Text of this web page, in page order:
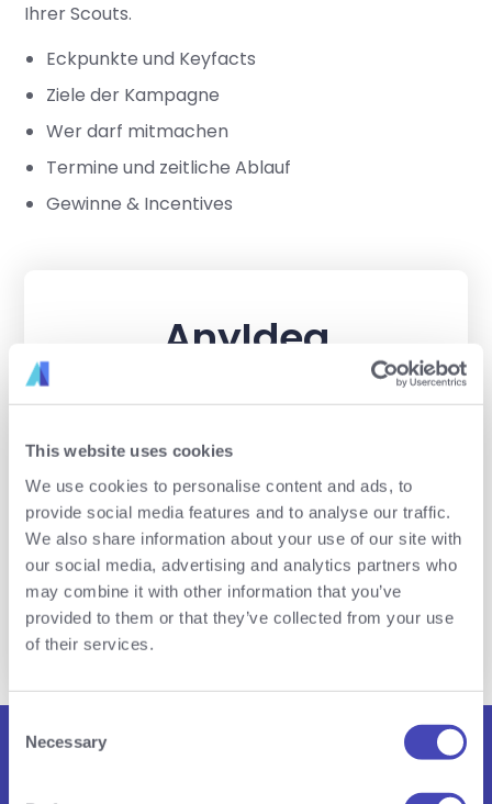
This website uses cookies
We use cookies to personalise content and ads, to
provide social media features and to analyse our traffic.
We also share information about your use of our site with
our social media, advertising and analytics partners who
may combine it with other information that you’ve
provided to them or that they’ve collected from your use
of their services.
Selection
Necessary
Ihrer Scouts.
Eckpunkte und Keyfacts
Ziele der Kampagne
Wer darf mitmachen
Termine und zeitliche Ablauf
Gewinne & Incentives
AnyIdea
kostenlos starten
Völlig unverbindlich und ohne zeitliche
Beschränkung.
KOSTENLOS STARTEN
Demo Video